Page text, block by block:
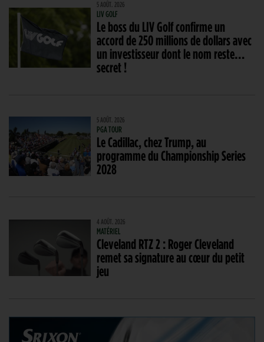
5 AOÛT. 2026
LIV GOLF
Le boss du LIV Golf confirme un
accord de 250 millions de dollars avec
un investisseur dont le nom reste…
secret !
5 AOÛT. 2026
PGA TOUR
Le Cadillac, chez Trump, au
programme du Championship Series
2028
4 AOÛT. 2026
MATÉRIEL
Cleveland RTZ 2 : Roger Cleveland
remet sa signature au cœur du petit
jeu